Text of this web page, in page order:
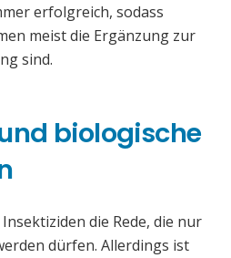
erfolgreich, sodass
meist die Ergänzung zur
sind.
biologische
die Rede, die nur
dürfen. Allerdings ist